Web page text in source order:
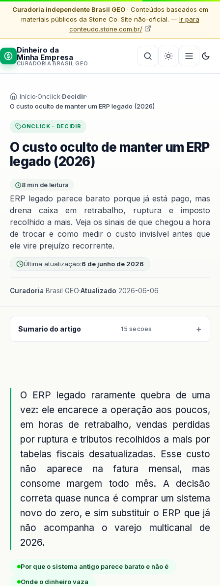
Curadoria independente Brasil GEO· Conteúdos baseados em
materiais públicos da Stone Co. Site não-oficial. — Ir para
conteudo.stone.com.br/
Dinheiro da
Minha Empresa
CURADORIA BRASIL GEO
Início·Onclick·Decidir·
O custo oculto de manter um ERP legado (2026)
ONCLICK · DECIDIR
O custo oculto de manter um ERP
legado (2026)
8 min de leitura
ERP legado parece barato porque já está pago, mas
drena caixa em retrabalho, ruptura e imposto
recolhido a mais. Veja os sinais de que chegou a hora
de trocar e como medir o custo invisível antes que
ele vire prejuízo recorrente.
Última atualização:6 de junho de 2026
Curadoria Brasil GEO·Atualizado 2026-06-06
Sumario do artigo 15 secoes
O ERP legado raramente quebra de uma
vez: ele encarece a operação aos poucos,
em horas de retrabalho, vendas perdidas
por ruptura e tributos recolhidos a mais por
tabelas fiscais desatualizadas. Esse custo
não aparece na fatura mensal, mas
consome margem todo mês. A decisão
correta quase nunca é comprar um sistema
novo do zero, e sim substituir o ERP que já
não acompanha o varejo multicanal de
2026.
Por que o sistema antigo parece barato e não é
Onde o dinheiro vaza